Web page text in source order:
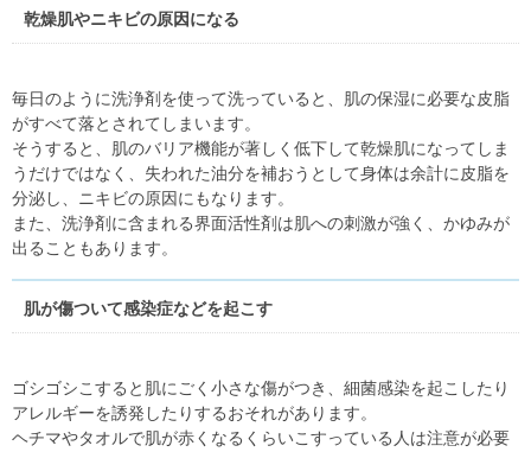
乾燥肌やニキビの原因になる
毎日のように洗浄剤を使って洗っていると、肌の保湿に必要な皮脂
がすべて落とされてしまいます。
そうすると、肌のバリア機能が著しく低下して乾燥肌になってしま
うだけではなく、失われた油分を補おうとして身体は余計に皮脂を
分泌し、ニキビの原因にもなります。
また、洗浄剤に含まれる界面活性剤は肌への刺激が強く、かゆみが
出ることもあります。
肌が傷ついて感染症などを起こす
ゴシゴシこすると肌にごく小さな傷がつき、細菌感染を起こしたり
アレルギーを誘発したりするおそれがあります。
ヘチマやタオルで肌が赤くなるくらいこすっている人は注意が必要